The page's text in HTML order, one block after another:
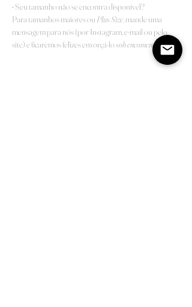
• Seu tamanho não se encontra disponível?
Para tamanhos maiores ou Plus Size, mande uma
mensagem para nós (por Instagram, e-mail ou pelo
site) e ficaremos felizes em orçá-losob encomenda .